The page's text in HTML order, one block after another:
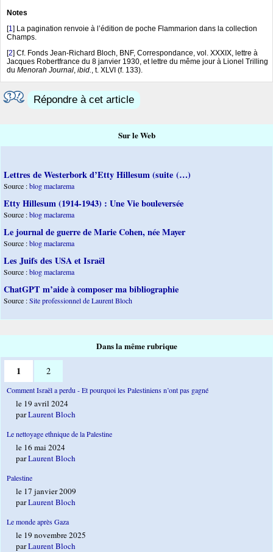
Notes
[1 ] La pagination renvoie à l’édition de poche Flammarion dans la collection
Champs.
[2] Cf. Fonds Jean-Richard Bloch, BNF, Correspondance, vol. XXXIX, lettre à
Jacques Robertfrance du 8 janvier 1930, et lettre du même jour à Lionel Trilling
du Menorah Journal ibid. , t. XLVI (f. 133).
Répondre à cet article
Sur le Web
Lettres de Westerbork d’Etty Hillesum (suite (…)
Source :blog maclarema
Etty Hillesum (1914-1943) : Une Vie bouleversée
Source :blog maclarema
Le journal de guerre de Marie Cohen, née Mayer
Source :blog maclarema
Les Juifs des USA et Israël
Source :blog maclarema
ChatGPT m’aide à composer ma bibliographie
Source :Site professionnel de Laurent Bloch
Dans la même rubrique
1 2
Comment Israël a perdu - Et pourquoi les Palestiniens n’ont pas gagné
le 19 avril 2024
parLaurent Bloch
Le nettoyage ethnique de la Palestine
le 16 mai 2024
parLaurent Bloch
Palestine
le 17 janvier 2009
parLaurent Bloch
Le monde après Gaza
le 19 novembre 2025
parLaurent Bloch